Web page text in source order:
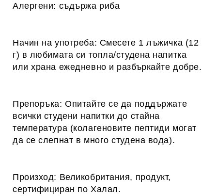
Алергени: съдържа риба
Начин на употреба: Смесете 1 лъжичка (12
г) в любимата си топла/студена напитка
или храна ежедневно и разбъркайте добре.
Препоръка: Опитайте се да поддържате
всички студени напитки до стайна
температура (колагеновите пептиди могат
да се слепнат в много студена вода).
Произход: Великобритания, продукт,
сертифициран по Халал.